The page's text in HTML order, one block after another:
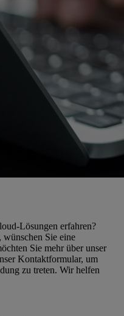
Lösungen erfahren?
Sie eine
Sie mehr über unser
Kontaktformular, um
zu treten. Wir helfen